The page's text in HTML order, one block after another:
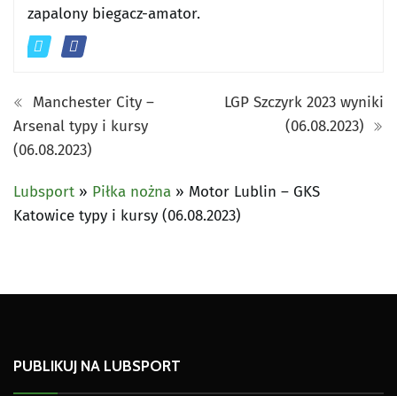
zapalony biegacz-amator.
Manchester City –
Arsenal typy i kursy
(06.08.2023)
LGP Szczyrk 2023 wyniki
(06.08.2023)
Lubsport » Piłka nożna » Motor Lublin – GKS
Katowice typy i kursy (06.08.2023)
PUBLIKUJ NA LUBSPORT